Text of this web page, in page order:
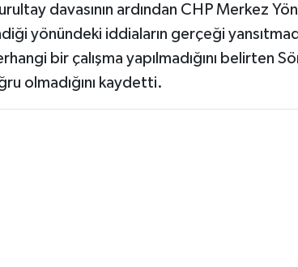
davasının ardından CHP Merkez
yönündeki iddiaların gerçeği
bir çalışma yapılmadığını belirten
olmadığını kaydetti.